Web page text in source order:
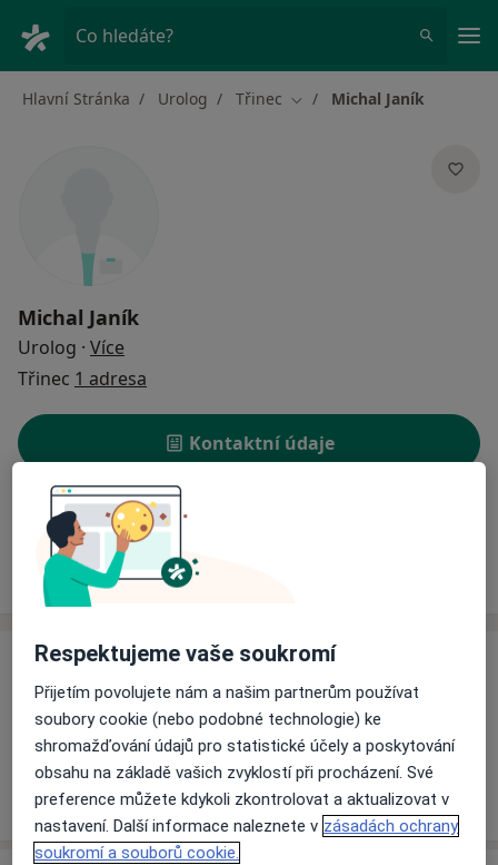
Co hledáte?
Hlavní Stránka Urolog Třinec Změna města
Michal Janík
Michal Janík
Urolog · Více
Třinec 1 adresa
Kontaktní údaje
Rezervovat termín
Ceník Adresy
Ceník
Informace o službách a cenách nejsou k dispozici
Tento specialista ještě nepřidával žádné informace o
svých službách.
Respektujeme vaše soukromí
Přijetím povolujete nám a našim partnerům používat
soubory cookie (nebo podobné technologie) ke
shromažďování údajů pro statistické účely a poskytování
obsahu na základě vašich zvyklostí při procházení. Své
preference můžete kdykoli zkontrolovat a aktualizovat v
nastavení. Další informace naleznete v zásadách ochrany
soukromí a souborů cookie.